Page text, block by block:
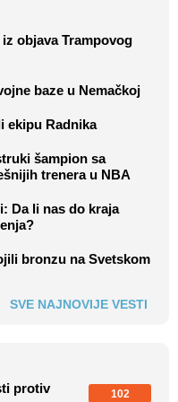
objava Trampovog
baze u Nemačkoj
ekipu Radnika
šampion sa
trenera u NBA
Da li nas do kraja
bronzu na Svetskom
SVE NAJNOVIJE VESTI
protiv
102